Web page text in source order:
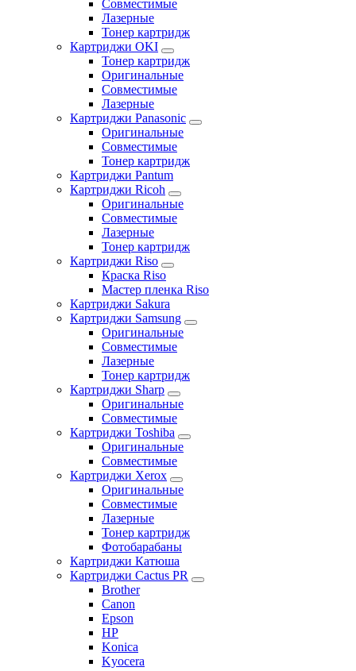
Совместимые
Лазерные
Тонер картридж
Картриджи OKI
Тонер картридж
Оригинальные
Совместимые
Лазерные
Картриджи Panasonic
Оригинальные
Совместимые
Тонер картридж
Картриджи Pantum
Картриджи Ricoh
Оригинальные
Совместимые
Лазерные
Тонер картридж
Картриджи Riso
Краска Riso
Мастер пленка Riso
Картриджи Sakura
Картриджи Samsung
Оригинальные
Совместимые
Лазерные
Тонер картридж
Картриджи Sharp
Оригинальные
Совместимые
Картриджи Toshiba
Оригинальные
Совместимые
Картриджи Xerox
Оригинальные
Совместимые
Лазерные
Тонер картридж
Фотобарабаны
Картриджи Катюша
Картриджи Cactus PR
Brother
Canon
Epson
HP
Konica
Kyocera